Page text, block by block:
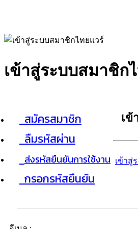
เข้าสู่ระบบสมาชิก
สมัครสมาชิก
ลืมรหัสผ่าน
ส่งรหัสยืนยันการใช้งาน
กรอกรหัสยืนยัน
เข้
เข้าสู่